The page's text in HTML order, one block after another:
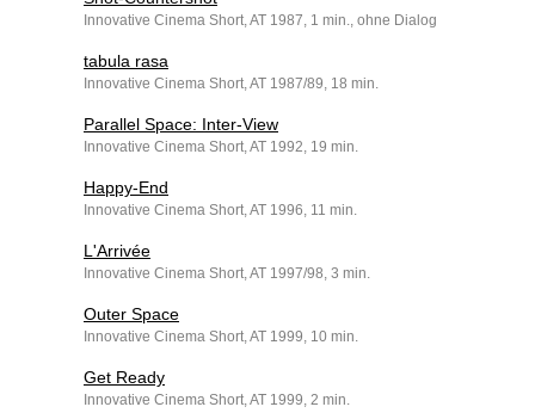
Innovative Cinema Short, AT 1987, 1 min., ohne Dialog
tabula rasa
Innovative Cinema Short, AT 1987/89, 18 min.
Parallel Space: Inter-View
Innovative Cinema Short, AT 1992, 19 min.
Happy-End
Innovative Cinema Short, AT 1996, 11 min.
L'Arrivée
Innovative Cinema Short, AT 1997/98, 3 min.
Outer Space
Innovative Cinema Short, AT 1999, 10 min.
Get Ready
Innovative Cinema Short, AT 1999, 2 min.